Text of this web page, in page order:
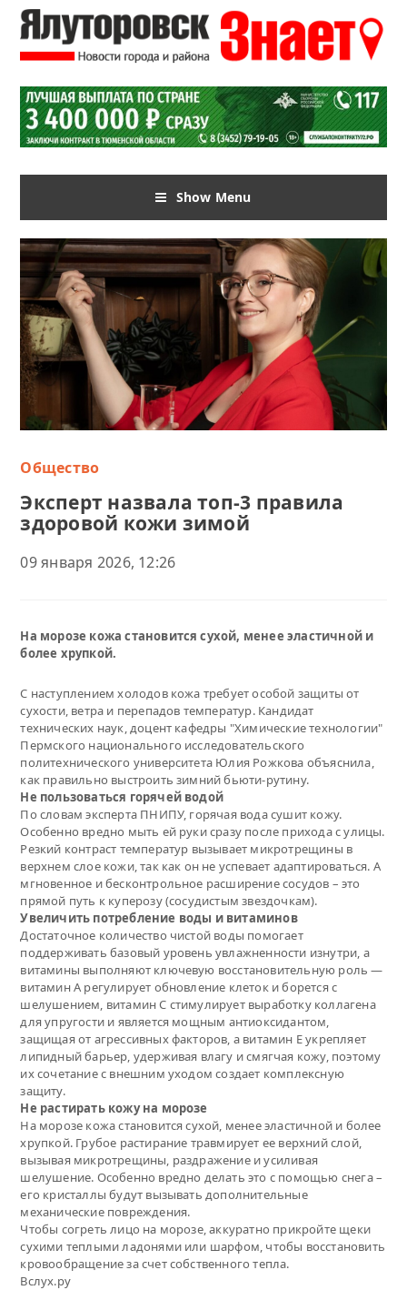
Show Menu
Общество
Эксперт назвала топ-3 правила
здоровой кожи зимой
09 января 2026, 12:26
На морозе кожа становится сухой, менее эластичной и
более хрупкой.
С наступлением холодов кожа требует особой защиты от
сухости, ветра и перепадов температур. Кандидат
технических наук, доцент кафедры "Химические технологии"
Пермского национального исследовательского
политехнического университета Юлия Рожкова объяснила,
как правильно выстроить зимний бьюти-рутину.
Не пользоваться горячей водой
По словам эксперта ПНИПУ, горячая вода сушит кожу.
Особенно вредно мыть ей руки сразу после прихода с улицы.
Резкий контраст температур вызывает микротрещины в
верхнем слое кожи, так как он не успевает адаптироваться. А
мгновенное и бесконтрольное расширение сосудов – это
прямой путь к куперозу (сосудистым звездочкам).
Увеличить потребление воды и витаминов
Достаточное количество чистой воды помогает
поддерживать базовый уровень увлажненности изнутри, а
витамины выполняют ключевую восстановительную роль —
витамин А регулирует обновление клеток и борется с
шелушением, витамин С стимулирует выработку коллагена
для упругости и является мощным антиоксидантом,
защищая от агрессивных факторов, а витамин Е укрепляет
липидный барьер, удерживая влагу и смягчая кожу, поэтому
их сочетание с внешним уходом создает комплексную
защиту.
Не растирать кожу на морозе
На морозе кожа становится сухой, менее эластичной и более
хрупкой. Грубое растирание травмирует ее верхний слой,
вызывая микротрещины, раздражение и усиливая
шелушение. Особенно вредно делать это с помощью снега –
его кристаллы будут вызывать дополнительные
механические повреждения.
Чтобы согреть лицо на морозе, аккуратно прикройте щеки
сухими теплыми ладонями или шарфом, чтобы восстановить
кровообращение за счет собственного тепла.
Вслух.ру